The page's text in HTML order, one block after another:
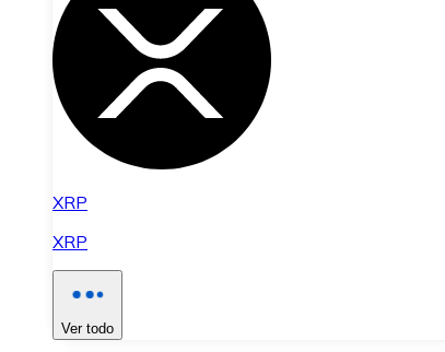
XRP
XRP
Ver todo